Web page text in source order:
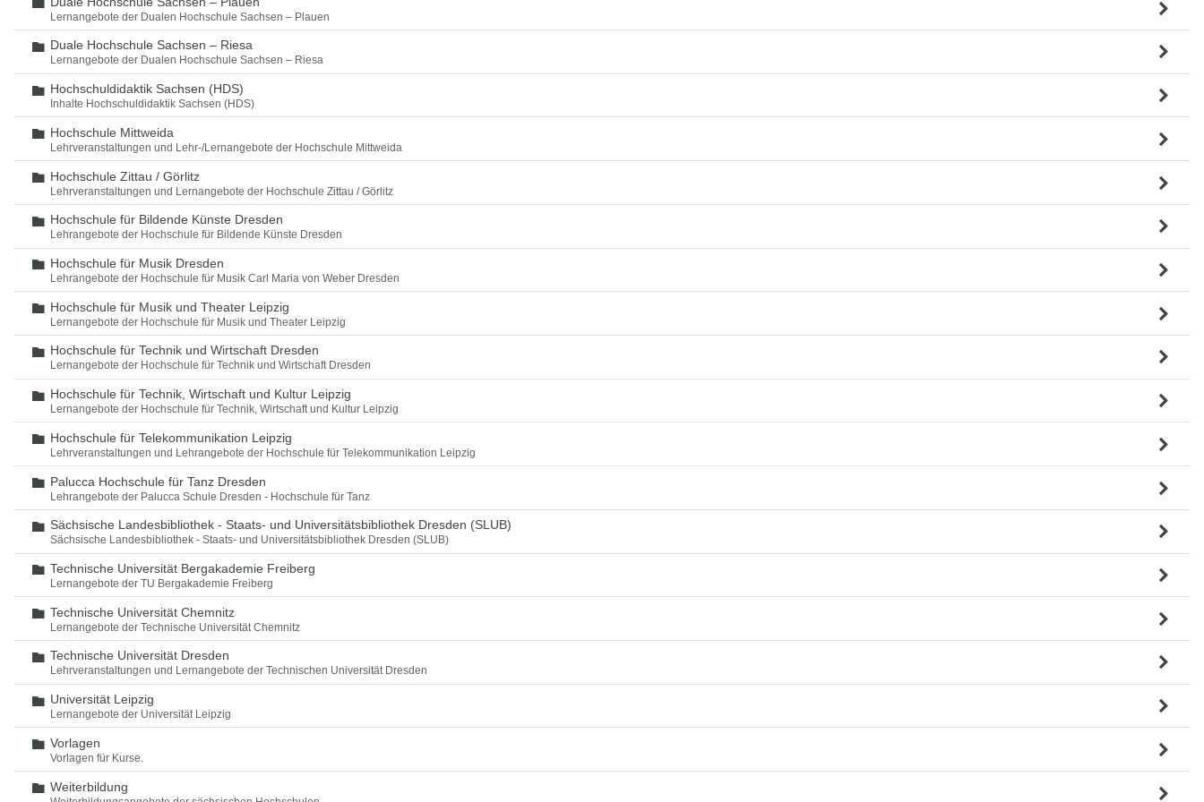
Lernangebote der Dualen Hochschule Sachsen – Plauen
Ordner
Duale Hochschule Sachsen – Riesa
Lernangebote der Dualen Hochschule Sachsen – Riesa
Ordner
Hochschuldidaktik Sachsen (HDS)
Inhalte Hochschuldidaktik Sachsen (HDS)
Ordner
Hochschule Mittweida
Lehrveranstaltungen und Lehr-/Lernangebote der Hochschule Mittweida
Ordner
Hochschule Zittau / Görlitz
Lehrveranstaltungen und Lernangebote der Hochschule Zittau / Görlitz
Ordner
Hochschule für Bildende Künste Dresden
Lehrangebote der Hochschule für Bildende Künste Dresden
Ordner
Hochschule für Musik Dresden
Lehrangebote der Hochschule für Musik Carl Maria von Weber Dresden
Ordner
Hochschule für Musik und Theater Leipzig
Lernangebote der Hochschule für Musik und Theater Leipzig
Ordner
Hochschule für Technik und Wirtschaft Dresden
Lernangebote der Hochschule für Technik und Wirtschaft Dresden
Ordner
Hochschule für Technik, Wirtschaft und Kultur Leipzig
Lernangebote der Hochschule für Technik, Wirtschaft und Kultur Leipzig
Ordner
Hochschule für Telekommunikation Leipzig
Lehrveranstaltungen und Lehrangebote der Hochschule für Telekommunikation Leipzig
Ordner
Palucca Hochschule für Tanz Dresden
Lehrangebote der Palucca Schule Dresden - Hochschule für Tanz
Ordner
Sächsische Landesbibliothek - Staats- und Universitätsbibliothek Dresden (SLUB)
Sächsische Landesbibliothek - Staats- und Universitätsbibliothek Dresden (SLUB)
Ordner
Technische Universität Bergakademie Freiberg
Lernangebote der TU Bergakademie Freiberg
Ordner
Technische Universität Chemnitz
Lernangebote der Technische Universität Chemnitz
Ordner
Technische Universität Dresden
Lehrveranstaltungen und Lernangebote der Technischen Universität Dresden
Ordner
Universität Leipzig
Lernangebote der Universität Leipzig
Ordner
Vorlagen
Vorlagen für Kurse.
Ordner
Weiterbildung